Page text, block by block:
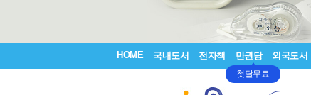
HOME 국내도서 전자책 만권당
첫달무료
외국도서